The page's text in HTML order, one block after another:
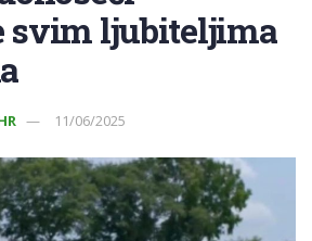
svim ljubiteljima
11/06/2025